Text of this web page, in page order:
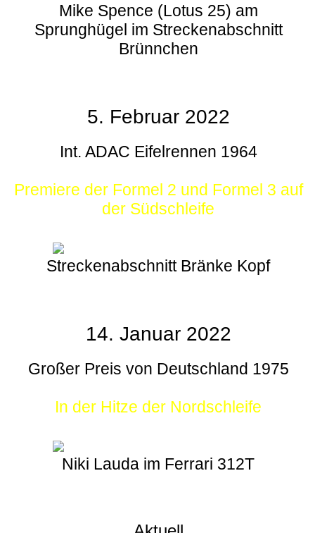
Mike Spence (Lotus 25) am
Sprunghügel im Streckenabschnitt
Brünnchen
5. Februar 2022
Int. ADAC Eifelrennen 1964
Premiere der Formel 2 und Formel 3 auf
der Südschleife
Streckenabschnitt Bränke Kopf
14. Januar 2022
Großer Preis von Deutschland 1975
In der Hitze der Nordschleife
Niki Lauda im Ferrari 312T